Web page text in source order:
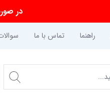
در
راهنما تماس با ما